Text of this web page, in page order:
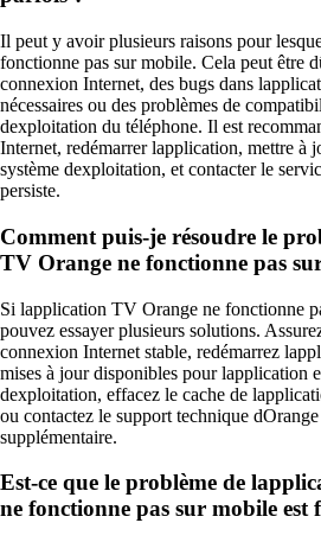
Il peut y avoir plusieurs raisons pour
fonctionne pas sur mobile. Cela peut être
connexion Internet, des bugs dans
nécessaires ou des problèmes de
dexploitation du téléphone. Il est
Internet, redémarrer lapplication, mettre à
système dexploitation, et contacter le
persiste.
Comment puis-je résoudre le
TV Orange ne fonctionne pas
Si lapplication TV Orange ne fonctionne
pouvez essayer plusieurs solutions.
connexion Internet stable, redémarrez
mises à jour disponibles pour lapplication
dexploitation, effacez le cache de
ou contactez le support technique
supplémentaire.
Est-ce que le problème de
ne fonctionne pas sur mobile est